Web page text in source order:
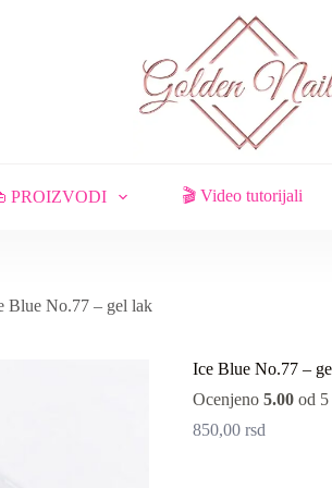
PROIZVODI 🎬 Video tutorijali
Blue No.77 – gel lak
Ice Blue No.77 –
Ocenjeno 5.00od 5
850,00 rsd